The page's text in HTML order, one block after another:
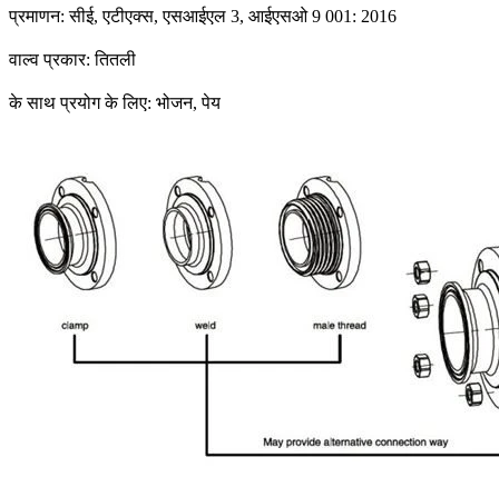
प्रमाणन: सीई, एटीएक्स, एसआईएल 3, आईएसओ 9 001: 2016
वाल्व प्रकार: तितली
के साथ प्रयोग के लिए: भोजन, पेय